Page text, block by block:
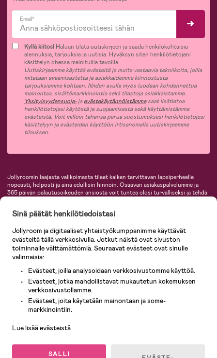
Email*
Kyllä kiitos! Haluan tilata uutiskirjeen ja saada henkilökohtaisia
alennuksia, tarjouksia ja uutisia. Hyväksyn siten henkilötietojeni
käsittelyn ohessa mainituilla tavoilla.
Uutiskirjeemme käyttää evästeitä ja muita vastaavia tekniikoita, joilla
mitataan avaamisastetta ja asiakkaidemme kiinnostusta
tarjouksiamme kohtaan. Niiden avulla myös luodaan kohdennettua
mainontaa, sisältömarkkinointia sekä tilastoja asiakkaistamme.
Yksityisyydensuoja-jaevästekäytännöistämmesaat lisätietoa
henkilötietojesi käytöstä ja suojaamisesta sekä käyttämistämme
evästeistä. Voit milloin tahansa perua suostumuksesi henkilötietojesi
käsittelyyn ja evästeiden käyttöön irtisanomalla uutiskirjeemme
tilauksen.
Jollyroomin laajasta valikoimasta tilaat kaiken tarvittavan lapsiperheelle
nopeasti, helposti ja aina edullisin hinnoin. Osaavan asiakaspalvelumme ja
365 päivän palautusoikeuden ansiosta voit tuntea olosi turvalliseksi ja tehdä
vaatteet vauvoille ja lapsille, inspiroivia sisustustuotteita lastenhuoneeseen,
lastentarvikkeita sekä paljon muuta. Meiltä löydät lukuisia tunnettuja
KidKraft, Ergobaby, Philips Avent, Neonate, Cybex, LEGO ja monia muita!
Tervetuloa shoppailemaan Pohjoismaiden suurimpaan lastentarvikkeiden
verkkokauppaan!
Sinä päätät henkilötiedoistasi
Jollyroom ja digitaaliset yhteistyökumppanimme käyttävät
evästeitä tällä verkkosivulla. Jotkut näistä ovat sivuston
toiminnalle välttämättömiä. Seuraavat evästeet ovat sinulle
valinnaisia:
Evästeet, joilla analysoidaan verkkosivustomme käyttöä.
Evästeet, jotka mahdollistavat mukautetun kokemuksen
verkkosivustollamme.
Evästeet, joita käytetään mainontaan ja some-
markkinointiin.
Lue lisää evästeistä
SALLI